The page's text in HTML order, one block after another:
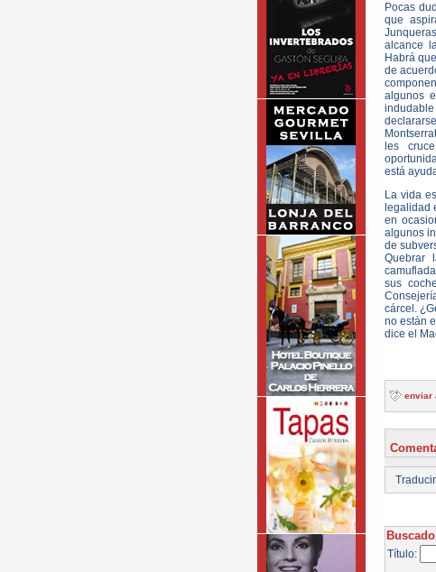
Pocas
que
alcance
Habrá
de
algunos
les
está
La vida
legalidad
en
algunos
de
Quebrar
sus
cárcel.
no están
dice el
enviar
Título: